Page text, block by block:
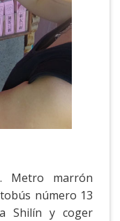
. Metro marrón
número 13
Shilín y coger